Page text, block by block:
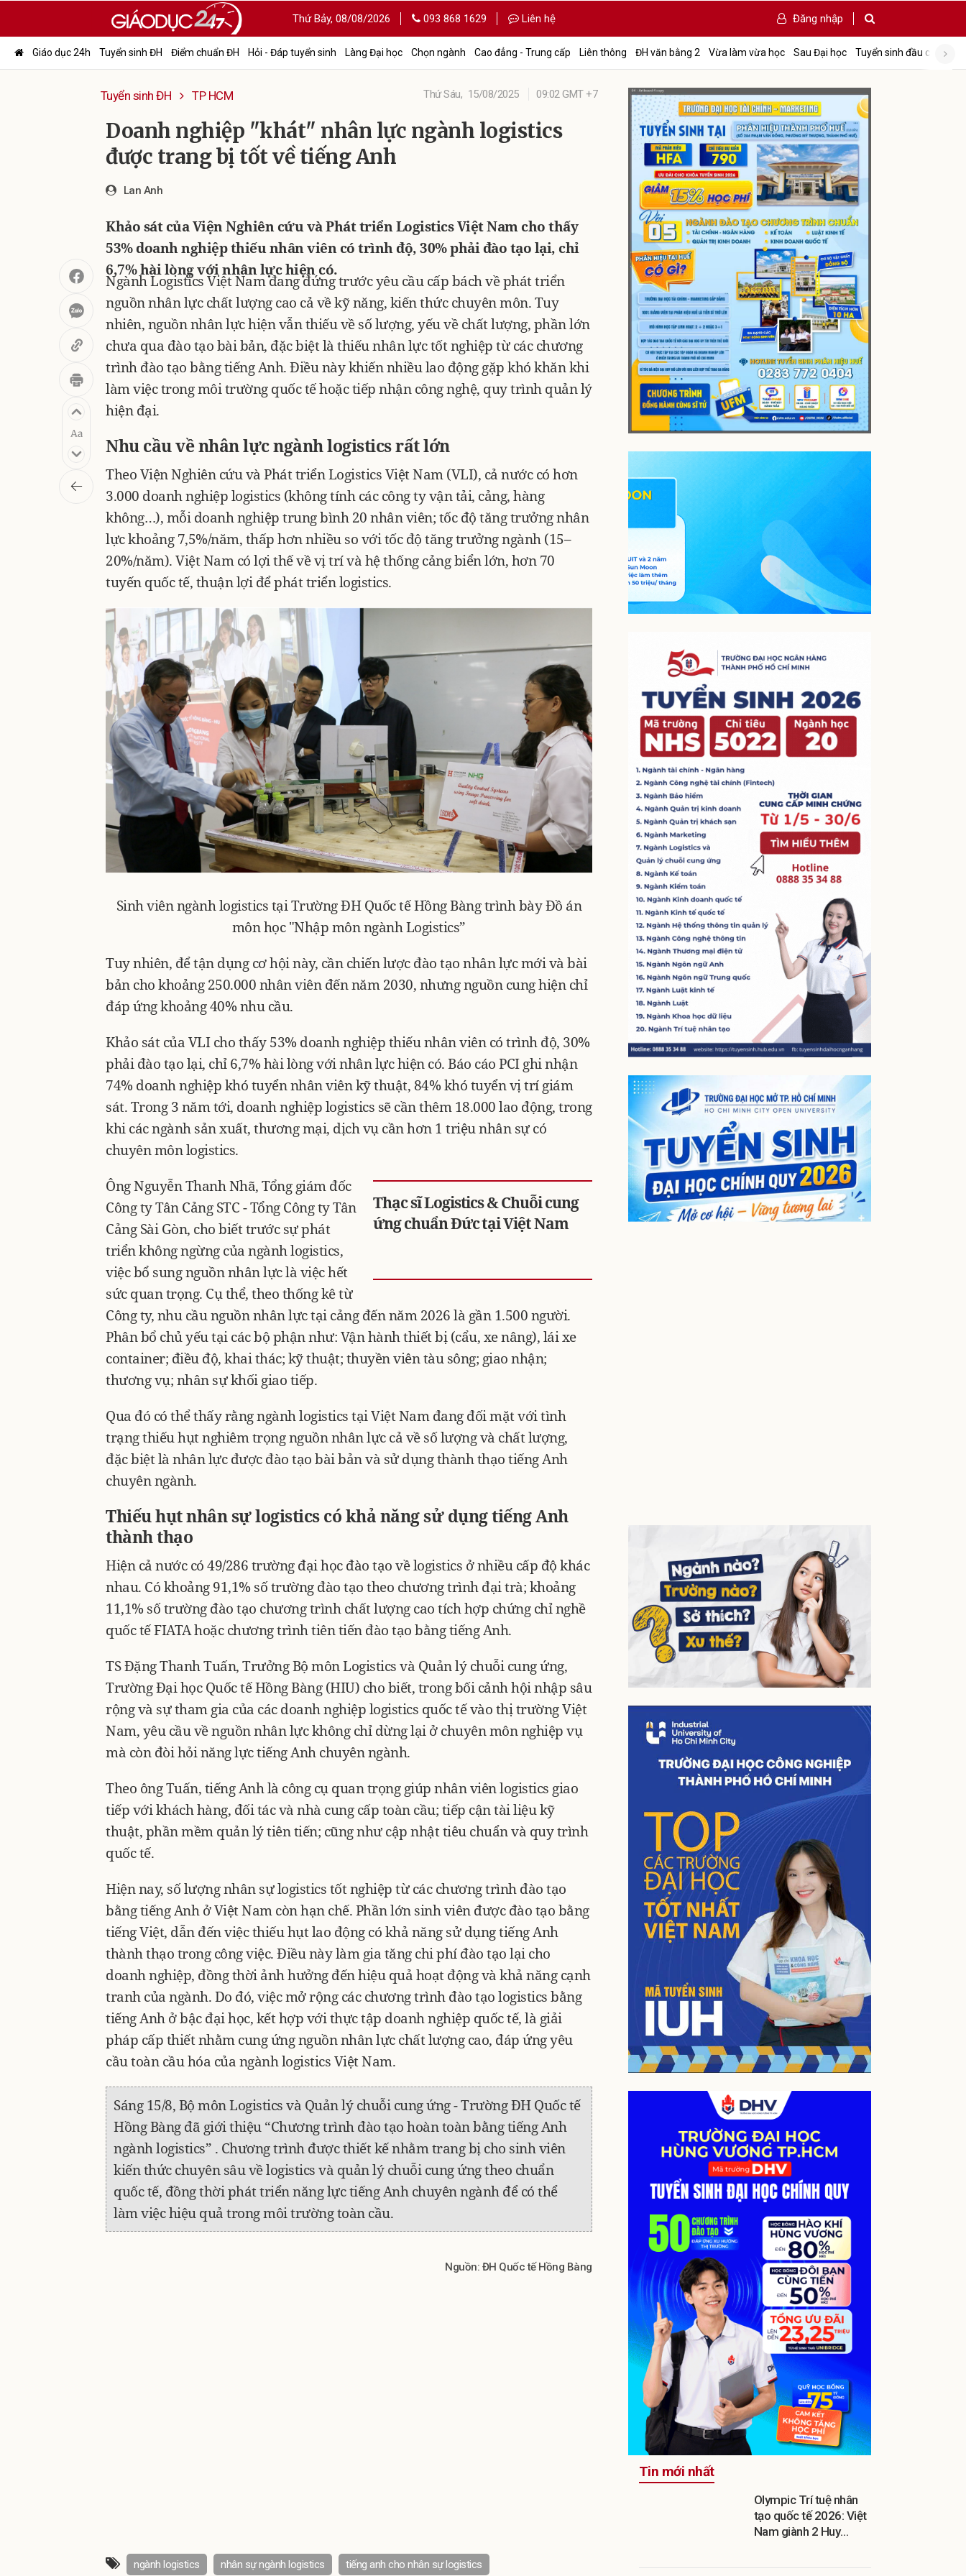
Thứ Bảy, 08/08/2026 093 868 1629 Liên hệ Đăng nhập
Giáo dục 24h Tuyển sinh ĐH Điểm chuẩn ĐH Hỏi - Đáp tuyển sinh Làng Đại học Chọn ngành Cao đẳng - Trung cấp Liên thông ĐH văn bằng 2 Vừa làm vừa học Sau Đại học Tuyển sinh đầu cấp
Tuyển sinh ĐH TP HCM Thứ Sáu, 15/08/2025 09:02 GMT +7
Doanh nghiệp "khát" nhân lực ngành logistics
được trang bị tốt về tiếng Anh
Lan Anh
Khảo sát của Viện Nghiên cứu và Phát triển Logistics Việt Nam cho thấy
53% doanh nghiệp thiếu nhân viên có trình độ, 30% phải đào tạo lại, chỉ
6,7% hài lòng với nhân lực hiện có.
Ngành Logistics Việt Nam đang đứng trước yêu cầu cấp bách về phát triển
nguồn nhân lực chất lượng cao cả về kỹ năng, kiến thức chuyên môn. Tuy
nhiên, nguồn nhân lực hiện vẫn thiếu về số lượng, yếu về chất lượng, phần lớn
chưa qua đào tạo bài bản, đặc biệt là thiếu nhân lực tốt nghiệp từ các chương
trình đào tạo bằng tiếng Anh. Điều này khiến nhiều lao động gặp khó khăn khi
làm việc trong môi trường quốc tế hoặc tiếp nhận công nghệ, quy trình quản lý
hiện đại.
Nhu cầu về nhân lực ngành logistics rất lớn
Theo Viện Nghiên cứu và Phát triển Logistics Việt Nam (VLI), cả nước có hơn
3.000 doanh nghiệp logistics (không tính các công ty vận tải, cảng, hàng
không…), mỗi doanh nghiệp trung bình 20 nhân viên; tốc độ tăng trưởng nhân
lực khoảng 7,5%/năm, thấp hơn nhiều so với tốc độ tăng trưởng ngành (15–
20%/năm). Việt Nam có lợi thế về vị trí và hệ thống cảng biển lớn, hơn 70
tuyến quốc tế, thuận lợi để phát triển logistics.
Sinh viên ngành logistics tại Trường ĐH Quốc tế Hồng Bàng trình bày Đồ án
môn học "Nhập môn ngành Logistics”
Tuy nhiên, để tận dụng cơ hội này, cần chiến lược đào tạo nhân lực mới và bài
bản cho khoảng 250.000 nhân viên đến năm 2030, nhưng nguồn cung hiện chỉ
đáp ứng khoảng 40% nhu cầu.
Khảo sát của VLI cho thấy 53% doanh nghiệp thiếu nhân viên có trình độ, 30%
phải đào tạo lại, chỉ 6,7% hài lòng với nhân lực hiện có. Báo cáo PCI ghi nhận
74% doanh nghiệp khó tuyển nhân viên kỹ thuật, 84% khó tuyển vị trí giám
sát. Trong 3 năm tới, doanh nghiệp logistics sẽ cần thêm 18.000 lao động, trong
khi các ngành sản xuất, thương mại, dịch vụ cần hơn 1 triệu nhân sự có
chuyên môn logistics.
Thạc sĩ Logistics & Chuỗi cung
ứng chuẩn Đức tại Việt Nam
Ông Nguyễn Thanh Nhã, Tổng giám đốc
Công ty Tân Cảng STC - Tổng Công ty Tân
Cảng Sài Gòn, cho biết trước sự phát
triển không ngừng của ngành logistics,
việc bổ sung nguồn nhân lực là việc hết
sức quan trọng. Cụ thể, theo thống kê từ
Công ty, nhu cầu nguồn nhân lực tại cảng đến năm 2026 là gần 1.500 người.
Phân bổ chủ yếu tại các bộ phận như: Vận hành thiết bị (cẩu, xe nâng), lái xe
container; điều độ, khai thác; kỹ thuật; thuyền viên tàu sông; giao nhận;
thương vụ; nhân sự khối giao tiếp.
Qua đó có thể thấy rằng ngành logistics tại Việt Nam đang đối mặt với tình
trạng thiếu hụt nghiêm trọng nguồn nhân lực cả về số lượng và chất lượng,
đặc biệt là nhân lực được đào tạo bài bản và sử dụng thành thạo tiếng Anh
chuyên ngành.
Thiếu hụt nhân sự logistics có khả năng sử dụng tiếng Anh
thành thạo
Hiện cả nước có 49/286 trường đại học đào tạo về logistics ở nhiều cấp độ khác
nhau. Có khoảng 91,1% số trường đào tạo theo chương trình đại trà; khoảng
11,1% số trường đào tạo chương trình chất lượng cao tích hợp chứng chỉ nghề
quốc tế FIATA hoặc chương trình tiên tiến đào tạo bằng tiếng Anh.
TS Đặng Thanh Tuấn, Trưởng Bộ môn Logistics và Quản lý chuỗi cung ứng,
Trường Đại học Quốc tế Hồng Bàng (HIU) cho biết, trong bối cảnh hội nhập sâu
rộng và sự tham gia của các doanh nghiệp logistics quốc tế vào thị trường Việt
Nam, yêu cầu về nguồn nhân lực không chỉ dừng lại ở chuyên môn nghiệp vụ
mà còn đòi hỏi năng lực tiếng Anh chuyên ngành.
Theo ông Tuấn, tiếng Anh là công cụ quan trọng giúp nhân viên logistics giao
tiếp với khách hàng, đối tác và nhà cung cấp toàn cầu; tiếp cận tài liệu kỹ
thuật, phần mềm quản lý tiên tiến; cũng như cập nhật tiêu chuẩn và quy trình
quốc tế.
Hiện nay, số lượng nhân sự logistics tốt nghiệp từ các chương trình đào tạo
bằng tiếng Anh ở Việt Nam còn hạn chế. Phần lớn sinh viên được đào tạo bằng
tiếng Việt, dẫn đến việc thiếu hụt lao động có khả năng sử dụng tiếng Anh
thành thạo trong công việc. Điều này làm gia tăng chi phí đào tạo lại cho
doanh nghiệp, đồng thời ảnh hưởng đến hiệu quả hoạt động và khả năng cạnh
tranh của ngành. Do đó, việc mở rộng các chương trình đào tạo logistics bằng
tiếng Anh ở bậc đại học, kết hợp với thực tập doanh nghiệp quốc tế, là giải
pháp cấp thiết nhằm cung ứng nguồn nhân lực chất lượng cao, đáp ứng yêu
cầu toàn cầu hóa của ngành logistics Việt Nam.
Sáng 15/8, Bộ môn Logistics và Quản lý chuỗi cung ứng - Trường ĐH Quốc tế
Hồng Bàng đã giới thiệu “Chương trình đào tạo hoàn toàn bằng tiếng Anh
ngành logistics” . Chương trình được thiết kế nhằm trang bị cho sinh viên
kiến thức chuyên sâu về logistics và quản lý chuỗi cung ứng theo chuẩn
quốc tế, đồng thời phát triển năng lực tiếng Anh chuyên ngành để có thể
làm việc hiệu quả trong môi trường toàn cầu.
Nguồn: ĐH Quốc tế Hồng Bàng
ngành logistics nhân sự ngành logistics tiếng anh cho nhân sự logistics
Tin mới nhất
Olympic Trí tuệ nhân
tạo quốc tế 2026: Việt
Nam giành 2 Huy